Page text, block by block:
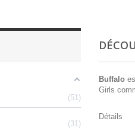
51
31
Buffalo
Girls
Détails